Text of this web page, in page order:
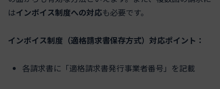
はインボイス制度への対応も必要です。
インボイス制度（適格請求書保存方式）対応ポイント：
各請求書に「適格請求書発行事業者番号」を記載